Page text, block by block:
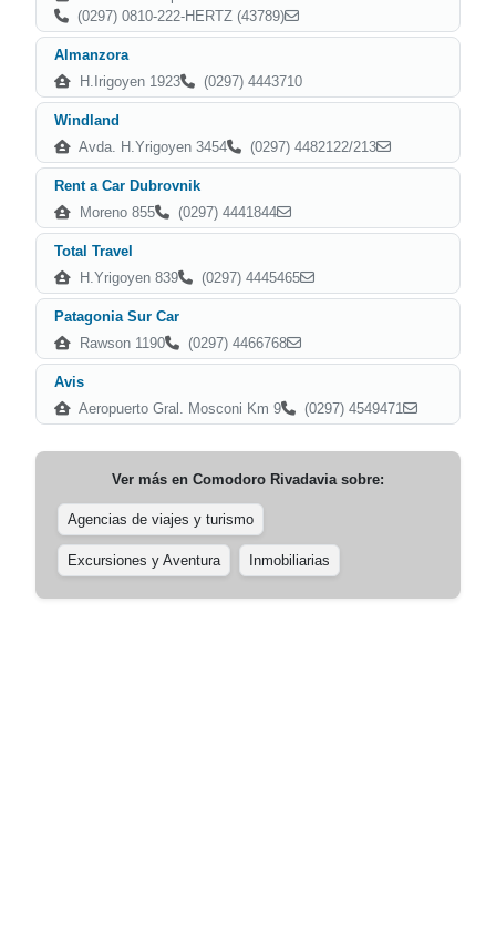
(0297) 0810-222-HERTZ (43789)
Almanzora
H.Irigoyen 1923
(0297) 4443710
Windland
Avda. H.Yrigoyen 3454
(0297) 4482122/213
Rent a Car Dubrovnik
Moreno 855
(0297) 4441844
Total Travel
H.Yrigoyen 839
(0297) 4445465
Patagonia Sur Car
Rawson 1190
(0297) 4466768
Avis
Aeropuerto Gral. Mosconi Km 9
(0297) 4549471
Ver más en Comodoro Rivadaviasobre:
Agencias de viajes y turismo
Excursiones y Aventura Inmobiliarias